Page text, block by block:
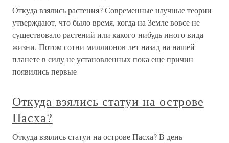
Откуда взялись растения? Современные научные теории
утверждают, что было время, когда на Земле вовсе не
существовало растений или какого-нибудь иного вида
жизни. Потом сотни миллионов лет назад на нашей
планете в силу не установленных пока еще причин
появились первые
Откуда взялись статуи на острове
Пасха?
Откуда взялись статуи на острове Пасха? В день